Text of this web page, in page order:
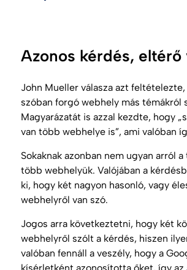
Azonos kérdés, eltérő
John Mueller válasza azt
szóban forgó webhely más témákról
Magyarázatát is azzal kezdte, hogy
van több webhelye is”, ami valóban
Sokaknak azonban nem ugyan arról
több webhelyük. Valójában a
ki, hogy két nagyon hasonló, vagy
webhelyről van szó.
Jogos arra következtetni, hogy két
webhelyről szólt a kérdés, hiszen
valóban fennáll a veszély, hogy a
kísérletként azonosította őket, így az